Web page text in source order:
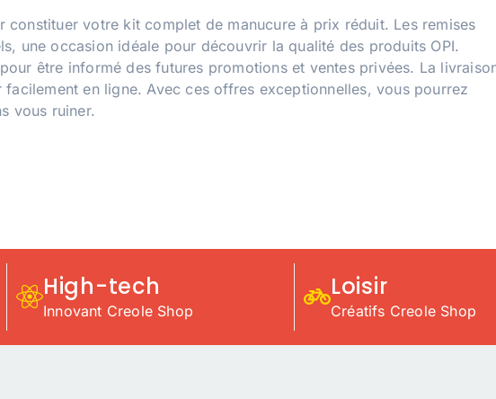
constituer votre kit complet de manucure à prix réduit. Les remises
une occasion idéale pour découvrir la qualité des produits OPI.
être informé des futures promotions et ventes privées. La
en ligne. Avec ces offres exceptionnelles, vous pourrez
vous ruiner.
High-tech
Innovant Creole Shop
Loisir
Créatifs Creole Shop